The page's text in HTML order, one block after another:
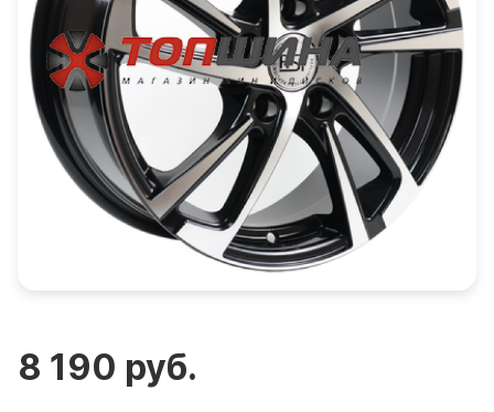
8 190 руб.